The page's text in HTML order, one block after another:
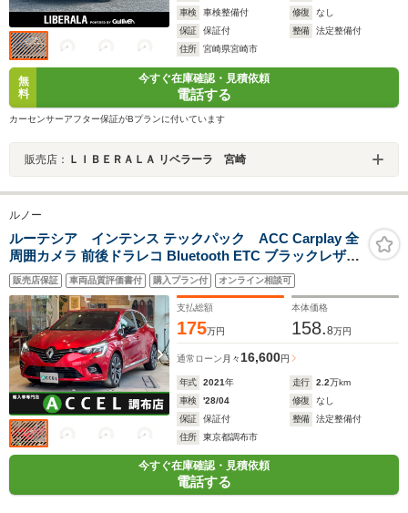
車検
車検整備付 修復
なし
保証
保証付 整備
法定整備付
住所
宮崎県宮崎市
無
料
今すぐ在庫確認・見積依頼
電話する
カーセンサーアフター保証がBプランに付いています
販売店： ＬＩＢＥＲＡＬＡ リベラーラ 宮崎
ルノー
ルーテシア インテンス テックパック ACC Carplay 全
周囲カメラ 前後ドラレコ Bluetooth ETC ブラックレザー
シートヒーター 社外ナビ ワンセグ BOSE LEDヘッドラ
イト 純正17インチアルミ
販売店保証 車両品質評価書付 購入プラン付 オンライン相談可
支払総額
175万円
本体価格
158.8万円
通常ローン 月々 16,600円
年式 2021年 走行 2.2万km
車検
'28/04 修復
なし
保証
保証付 整備
法定整備付
住所
東京都調布市
今すぐ在庫確認・見積依頼
電話する